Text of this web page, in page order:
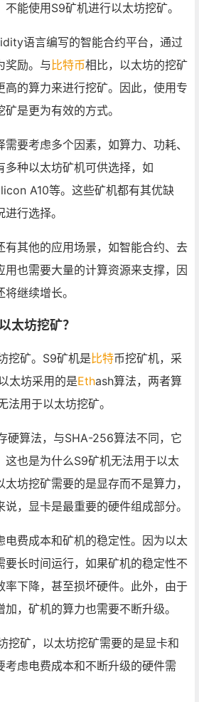
能使用S9矿机进行以太坊挖矿。
idity语言编写的智能合约平台，通过
奖励。与 比特币相比，以太坊的挖矿
高的算力来进行挖矿。因此，使用专
是更为有效的方式。
要考虑多个因素，如算力、功耗、
多种以太坊矿机可供选择，如
A10等。这些矿机都有其优缺
行选择。
有其他的应用场景，如智能合约、去
用也需要大量的计算资源来支撑，因
继续增长。
太坊挖矿？
挖矿。S9矿机是 比特币挖矿机，采
太坊采用的是Ethash算法，两者算
法用于以太坊挖矿。
硬算法，与SHA-256算法不同，它
这也是为什么S9矿机无法用于以太
坊挖矿需要的是显存而不是算力，
，显卡是最重要的硬件组成部分。
电费成本和矿机的稳定性。因为以太
要长时间运行，如果矿机的稳定性不
率下降，甚至损坏硬件。此外，由于
，矿机的算力也需要不断升级。
挖矿，以太坊挖矿需要的是显卡和
考虑电费成本和不断升级的硬件需